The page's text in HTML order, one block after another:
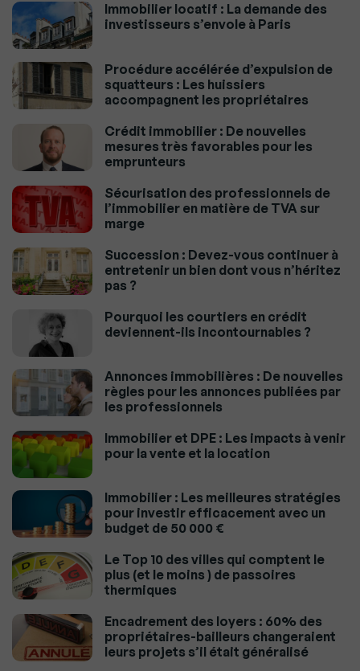
Immobilier locatif : La demande des
investisseurs s’envole à Paris
Procédure accélérée d’expulsion de
squatteurs : Les huissiers
accompagnent les propriétaires
Crédit immobilier : De nouvelles
mesures très favorables pour les
emprunteurs
Sécurisation des professionnels de
l’immobilier en matière de TVA sur
marge
Succession : Devez-vous continuer à
entretenir un bien dont vous n’héritez
pas ?
Pourquoi les courtiers en crédit
deviennent-ils incontournables ?
Annonces immobilières : De nouvelles
règles pour les annonces publiées par
les professionnels
Immobilier et DPE : Les impacts à venir
pour la vente et la location
Immobilier : Les meilleures stratégies
pour investir efficacement avec un
budget de 50 000 €
Le Top 10 des villes qui comptent le
plus (et le moins ) de passoires
thermiques
Encadrement des loyers : 60% des
propriétaires-bailleurs changeraient
leurs projets s’il était généralisé